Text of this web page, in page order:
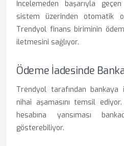
İncelemeden başarıyla
sistem üzerinden otomatik
Trendyol finans biriminin
iletmesini sağlıyor.
Ödeme İadesinde
Trendyol tarafından
nihai aşamasını temsil
hesabına yansıması
gösterebiliyor.